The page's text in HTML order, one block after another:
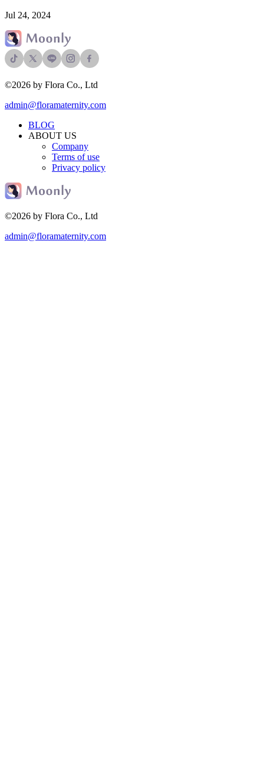
Jul 24, 2024
©2026 by Flora Co., Ltd
admin@floramaternity.com
BLOG
ABOUT US
Company
Terms of use
Privacy policy
©2026 by Flora Co., Ltd
admin@floramaternity.com